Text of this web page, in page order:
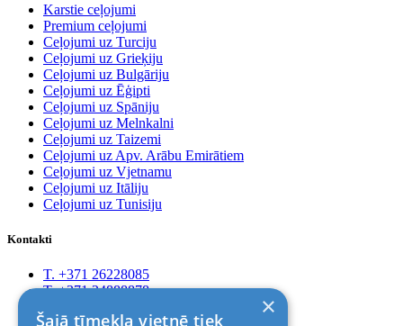
Karstie ceļojumi
Premium ceļojumi
Ceļojumi uz Turciju
Ceļojumi uz Grieķiju
Ceļojumi uz Bulgāriju
Ceļojumi uz Ēģipti
Ceļojumi uz Spāniju
Ceļojumi uz Melnkalni
Ceļojumi uz Taizemi
Ceļojumi uz Apv. Arābu Emirātiem
Ceļojumi uz Vjetnamu
Ceļojumi uz Itāliju
Ceļojumi uz Tunisiju
Kontakti
T. +371 26228085
T. +371 24888878
×
Šajā tīmekļa vietnē tiek